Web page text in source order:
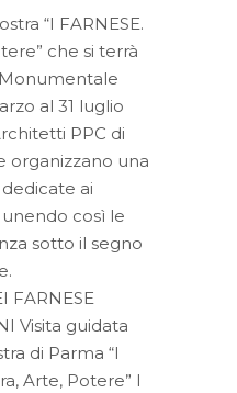
“I FARNESE.
che si terrà
al 31 luglio
PPC di
organizzano una
ai
così le
sotto il segno
FARNESE
Visita guidata
di Parma “I
Arte, Potere” I